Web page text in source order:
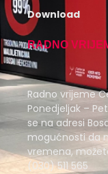
Download
RADNO
Radno vrijeme
Ponedjeljak –
se na adresi
mogućnosti da
vremena,
(030) 511 565